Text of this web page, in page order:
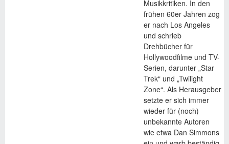
Musikkritiken. In den
frühen 60er Jahren zog
er nach Los Angeles
und schrieb
Drehbücher für
Hollywoodfilme und TV-
Serien, darunter „Star
Trek“ und „Twilight
Zone“. Als Herausgeber
setzte er sich immer
wieder für (noch)
unbekannte Autoren
wie etwa Dan Simmons